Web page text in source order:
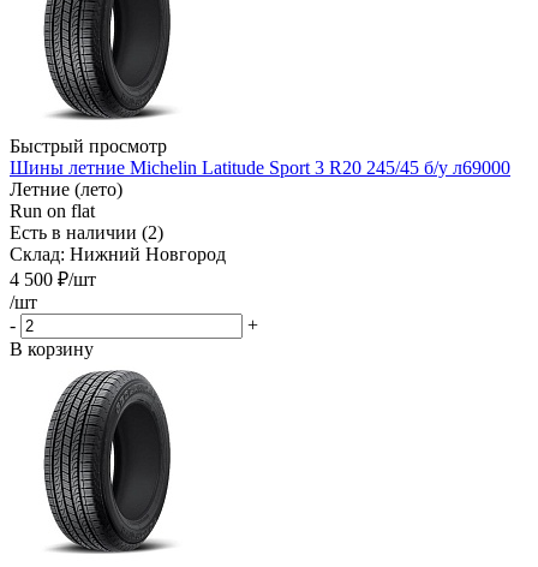
Быстрый просмотр
Шины летние Michelin Latitude Sport 3 R20 245/45 б/у л69000
Летние (лето)
Run on flat
Есть в наличии (2)
Склад: Нижний Новгород
4 500 ₽/шт
/шт
-
+
В корзину